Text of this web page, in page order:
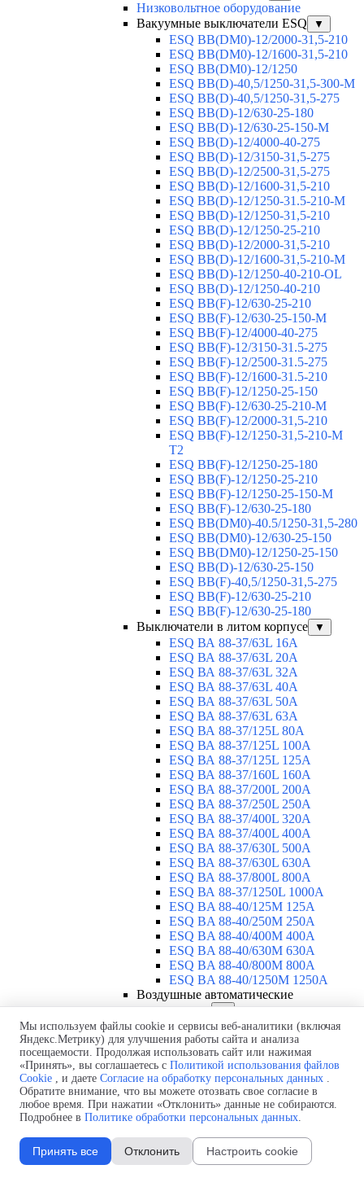
Низковольтное оборудование
Вакуумные выключатели ESQ
▼
ESQ ВВ(DM0)-12/2000-31,5-210
ESQ ВВ(DM0)-12/1600-31,5-210
ESQ ВВ(DM0)-12/1250
ESQ ВВ(D)-40,5/1250-31,5-300-М
ESQ ВВ(D)-40,5/1250-31,5-275
ESQ ВВ(D)-12/630-25-180
ESQ ВВ(D)-12/630-25-150-М
ESQ ВВ(D)-12/4000-40-275
ESQ ВВ(D)-12/3150-31,5-275
ESQ ВВ(D)-12/2500-31,5-275
ESQ ВВ(D)-12/1600-31,5-210
ESQ ВВ(D)-12/1250-31.5-210-М
ESQ ВВ(D)-12/1250-31,5-210
ESQ ВВ(D)-12/1250-25-210
ESQ BB(D)-12/2000-31,5-210
ESQ BB(D)-12/1600-31,5-210-М
ESQ BB(D)-12/1250-40-210-OL
ESQ BB(D)-12/1250-40-210
ESQ ВВ(F)-12/630-25-210
ESQ ВВ(F)-12/630-25-150-М
ESQ ВВ(F)-12/4000-40-275
ESQ ВВ(F)-12/3150-31.5-275
ESQ ВВ(F)-12/2500-31.5-275
ESQ ВВ(F)-12/1600-31.5-210
ESQ ВВ(F)-12/1250-25-150
ESQ BB(F)-12/630-25-210-М
ESQ BB(F)-12/2000-31,5-210
ESQ BB(F)-12/1250-31,5-210-М
T2
ESQ BB(F)-12/1250-25-180
ESQ ВВ(F)-12/1250-25-210
ESQ ВВ(F)-12/1250-25-150-М
ESQ BB(F)-12/630-25-180
ESQ ВВ(DM0)-40.5/1250-31,5-280
ESQ ВВ(DM0)-12/630-25-150
ESQ ВВ(DM0)-12/1250-25-150
ESQ BB(D)-12/630-25-150
ESQ ВВ(F)-40,5/1250-31,5-275
ESQ ВВ(F)-12/630-25-210
ESQ ВВ(F)-12/630-25-180
Выключатели в литом корпусе
▼
ESQ ВА 88-37/63L 16A
ESQ ВА 88-37/63L 20A
ESQ ВА 88-37/63L 32A
ESQ ВА 88-37/63L 40A
ESQ ВА 88-37/63L 50A
ESQ ВА 88-37/63L 63A
ESQ ВА 88-37/125L 80A
ESQ ВА 88-37/125L 100A
ESQ ВА 88-37/125L 125A
ESQ ВА 88-37/160L 160A
ESQ ВА 88-37/200L 200A
ESQ ВА 88-37/250L 250A
ESQ ВА 88-37/400L 320A
ESQ ВА 88-37/400L 400A
ESQ ВА 88-37/630L 500A
ESQ ВА 88-37/630L 630A
ESQ ВА 88-37/800L 800A
ESQ ВА 88-37/1250L 1000A
ESQ BA 88-40/125M 125A
ESQ BA 88-40/250M 250A
ESQ BA 88-40/400M 400A
ESQ BA 88-40/630М 630A
ESQ BA 88-40/800M 800A
ESQ BA 88-40/1250М 1250A
Воздушные автоматические
выключатели ▼
ESQ ВА99-40B 3F M2C2S2 M
2500A
ESQ ВА99-40A 3F M2C2S2 М
800A
ESQ ВА99-40A 3F M2C2S2 М
630A
ESQ ВА99-40A 3F M2C2S2 М
ESQ ВА99-40A 3F M2C2S2 М
1600A
Мы используем файлы cookie и сервисы веб-аналитики (включая
Яндекс.Метрику) для улучшения работы сайта и анализа
посещаемости. Продолжая использовать сайт или нажимая
«Принять», вы соглашаетесь с Политикой использования файлов
Cookie , и даете Согласие на обработку персональных данных .
Обратите внимание, что вы можете отозвать свое согласие в
любое время. При нажатии «Отклонить» данные не собираются.
Подробнее в Политике обработки персональных данных.
Принять все Отклонить Настроить cookie